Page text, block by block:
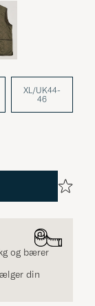
XL/UK44-
46
og bærer
din